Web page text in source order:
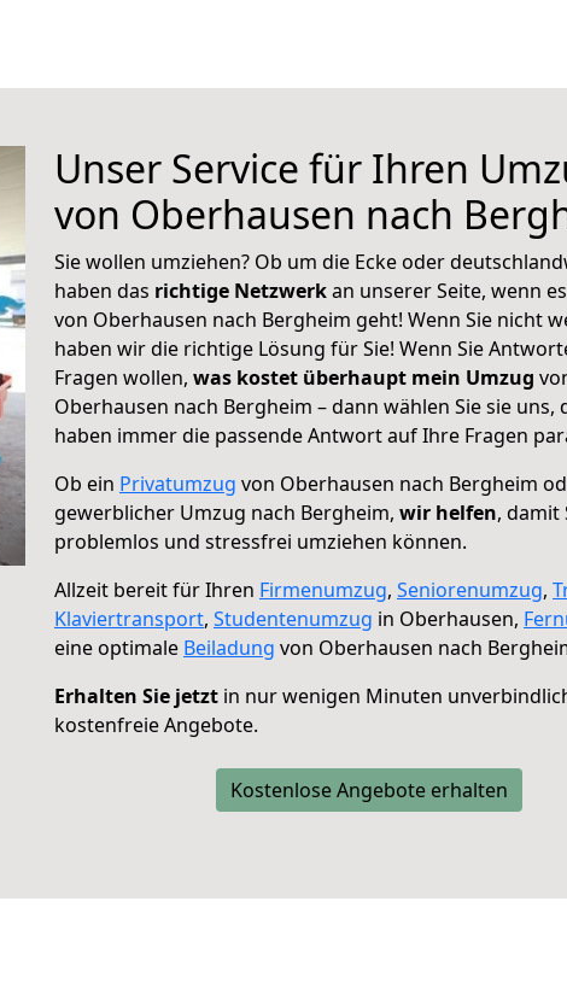
Unser Service für Ihren
von Oberhausen nach
Sie wollen umziehen? Ob um die Ecke oder
haben das richtige Netzwerkan unserer Seite, wenn
von Oberhausen nach Bergheim geht! Wenn Sie nicht
haben wir die richtige Lösung für Sie! Wenn Sie
Fragen wollen, was kostet überhaupt mein Umzug
Oberhausen nach Bergheim – dann wählen Sie sie uns,
haben immer die passende Antwort auf Ihre Fragen
Ob ein Privatumzug von Oberhausen nach Bergheim
gewerblicher Umzug nach Bergheim, wir helfen, damit
problemlos und stressfrei umziehen können.
Allzeit bereit für Ihren Firmenumzug, Seniorenumzug,
Klaviertransport, Studentenumzug in Oberhausen,
eine optimale Beiladung von Oberhausen nach
Erhalten Sie jetzt in nur wenigen Minuten
kostenfreie Angebote.
Kostenlose Angebote erhalten